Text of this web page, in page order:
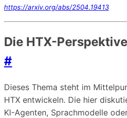
https://arxiv.org/abs/2504.19413
Die HTX-Perspektive
#
Dieses Thema steht im
HTX entwickeln. Die hier
KI-Agenten, Sprachmodelle